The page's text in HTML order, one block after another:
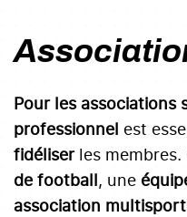
Pour les associations
professionnel est
fidéliserles membres.
de football, une
association